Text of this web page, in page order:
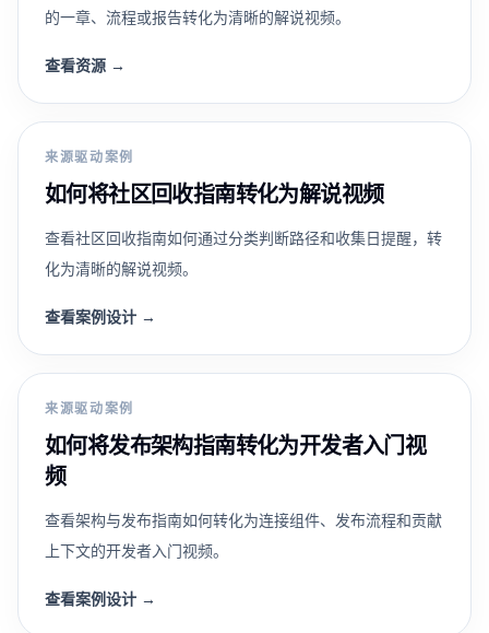
的一章、流程或报告转化为清晰的解说视频。
查看资源 →
来源驱动案例
如何将社区回收指南转化为解说视频
查看社区回收指南如何通过分类判断路径和收集日提醒，转
化为清晰的解说视频。
查看案例设计 →
来源驱动案例
如何将发布架构指南转化为开发者入门视
频
查看架构与发布指南如何转化为连接组件、发布流程和贡献
上下文的开发者入门视频。
查看案例设计 →